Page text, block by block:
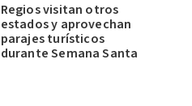
Regios visitan otros
estados y aprovechan
parajes turísticos
durante Semana Santa